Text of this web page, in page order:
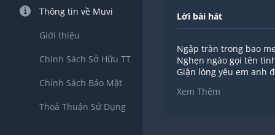
Thông tin về Muvi
Giới thiệu
Chính Sách Sở Hữu TT
Chính Sách Bảo Mật
Thoả Thuận Sử Dụng
Lời bài hát
Ngập tràn trong bao
Nghẹn ngào gọi tên
Giận lòng yêu em anh
Càng giận càng yêu
Tự gạt đi dòng nước
Xem Thêm